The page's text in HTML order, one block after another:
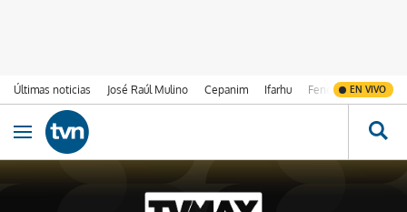
Últimas noticias José Raúl Mulino Cepanim Ifarhu Fenómeno de El
EN VIVO
Ir al contenido
Obrir navegació